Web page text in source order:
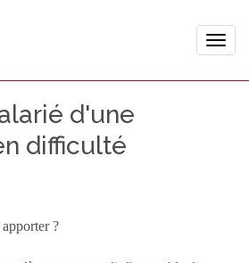
Toggle
d'une
difficulté
?